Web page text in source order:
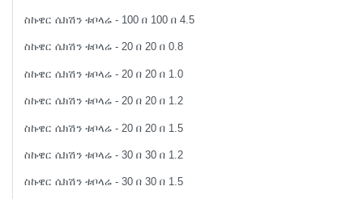
ስኩዌር ሴክሽን ቱቦላሬ - 100 በ 100 በ 4.5
ስኩዌር ሴክሽን ቱቦላሬ - 20 በ 20 በ 0.8
ስኩዌር ሴክሽን ቱቦላሬ - 20 በ 20 በ 1.0
ስኩዌር ሴክሽን ቱቦላሬ - 20 በ 20 በ 1.2
ስኩዌር ሴክሽን ቱቦላሬ - 20 በ 20 በ 1.5
ስኩዌር ሴክሽን ቱቦላሬ - 30 በ 30 በ 1.2
ስኩዌር ሴክሽን ቱቦላሬ - 30 በ 30 በ 1.5